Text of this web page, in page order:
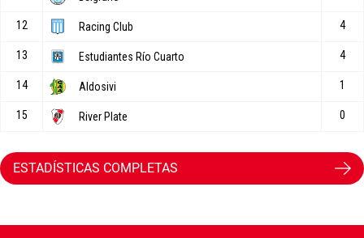
ESTADÍSTICAS COMPLETAS